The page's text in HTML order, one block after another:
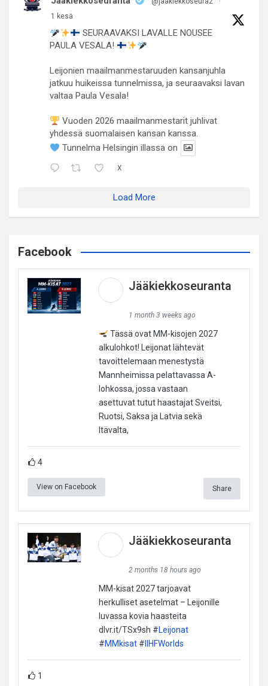
1 kesä
SEURAAVAKSI LAVALLE NOUSEE
PAULA VESALA!
Leijonien maailmanmestaruuden kansanjuhla
jatkuu huikeissa tunnelmissa, ja seuraavaksi lavan
valtaa Paula Vesala!
Vuoden 2026 maailmanmestarit juhlivat
yhdessä suomalaisen kansan kanssa.
Tunnelma Helsingin illassa on
X
Load More
Facebook
Jääkiekkoseuranta
1 month 3 weeks ago
Tässä ovat MM-kisojen 2027
alkulohkot! Leijonat lähtevät
tavoittelemaan menestystä
Mannheimissa pelattavassa A-
lohkossa, jossa vastaan
asettuvat tutut haastajat Sveitsi,
Ruotsi, Saksa ja Latvia sekä
Itävalta,
4
View on Facebook Share
Jääkiekkoseuranta
2 months 18 hours ago
MM-kisat 2027 tarjoavat
herkulliset asetelmat – Leijonille
luvassa kovia haasteita
dlvr.it/TSx9sh #Leijonat
#MMkisat#IIHFWorlds
1